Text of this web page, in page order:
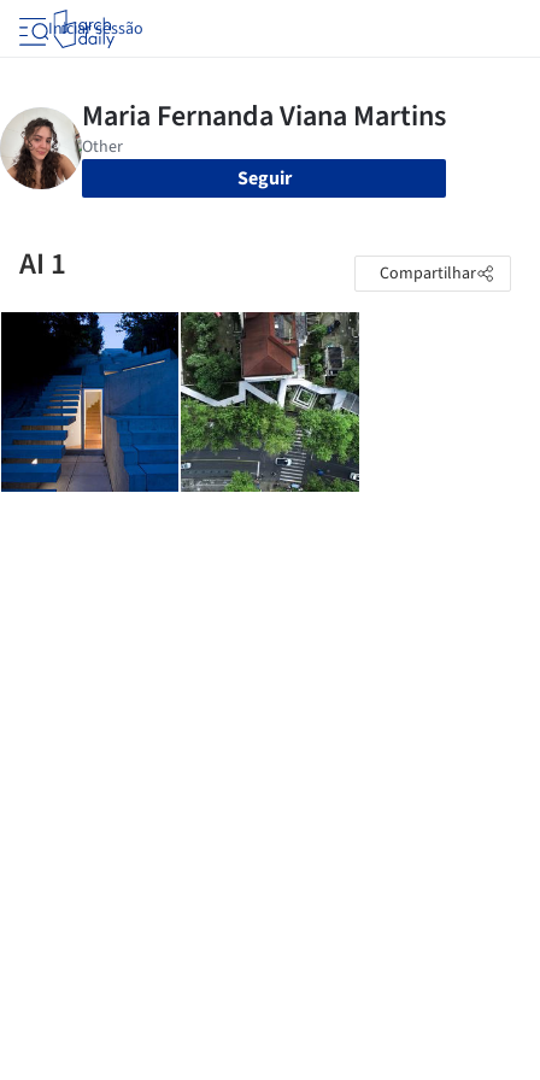
Iniciar sessão
Seguir
AI 1 Compartilhar